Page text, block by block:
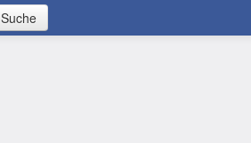
Suche